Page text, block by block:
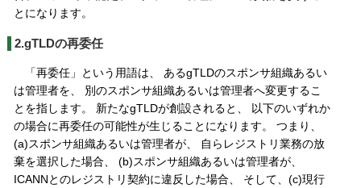
とになります。
2.gTLDの再委任
「再委任」という用語は、 あるgTLDのスポンサ組織あるい
は管理者を、 別のスポンサ組織あるいは管理者へ変更するこ
とを指します。 新たなgTLDが創設されると、 以下のいずれか
の場合に再委任の可能性が生じることになります。 つまり、
(a)スポンサ組織あるいは管理者が、 自らレジストリ業務の放
棄を選択した場合、 (b)スポンサ組織あるいは管理者が、
ICANNとのレジストリ契約に違反した場合、 そして、(c)現行